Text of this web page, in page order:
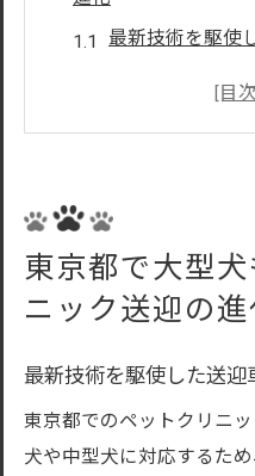
最新技術を駆使
大型犬に特化し
ペットクリニック送
きる理由
東京都で大型
ニック送迎の進
最新技術を駆使した送迎
東京都でのペットクリニ
犬や中型犬に対応するた